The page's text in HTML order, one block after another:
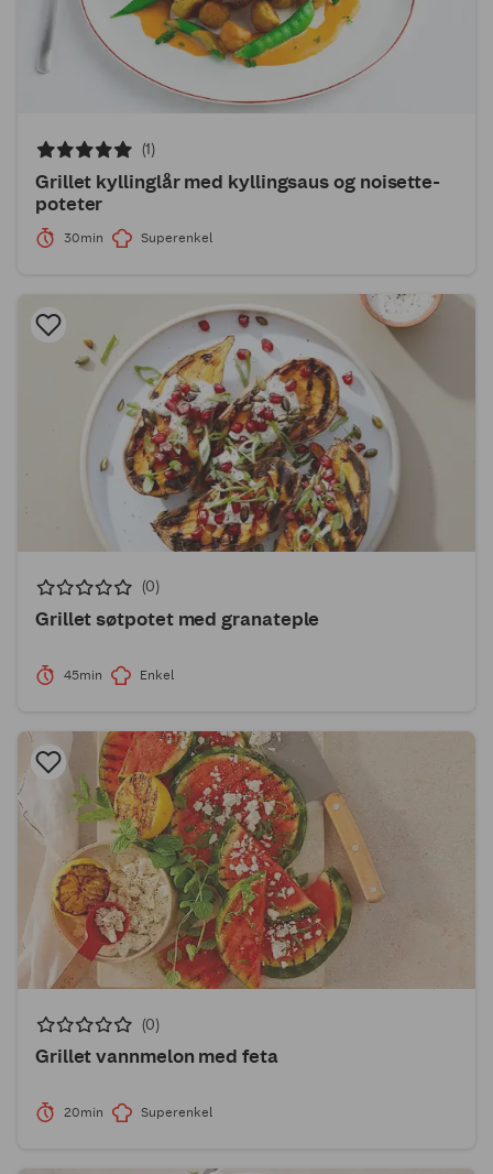
(1)
Grillet kyllinglår med kyllingsaus og noisette-
poteter
30min Superenkel
(0)
Grillet søtpotet med granateple
45min Enkel
(0)
Grillet vannmelon med feta
20min Superenkel